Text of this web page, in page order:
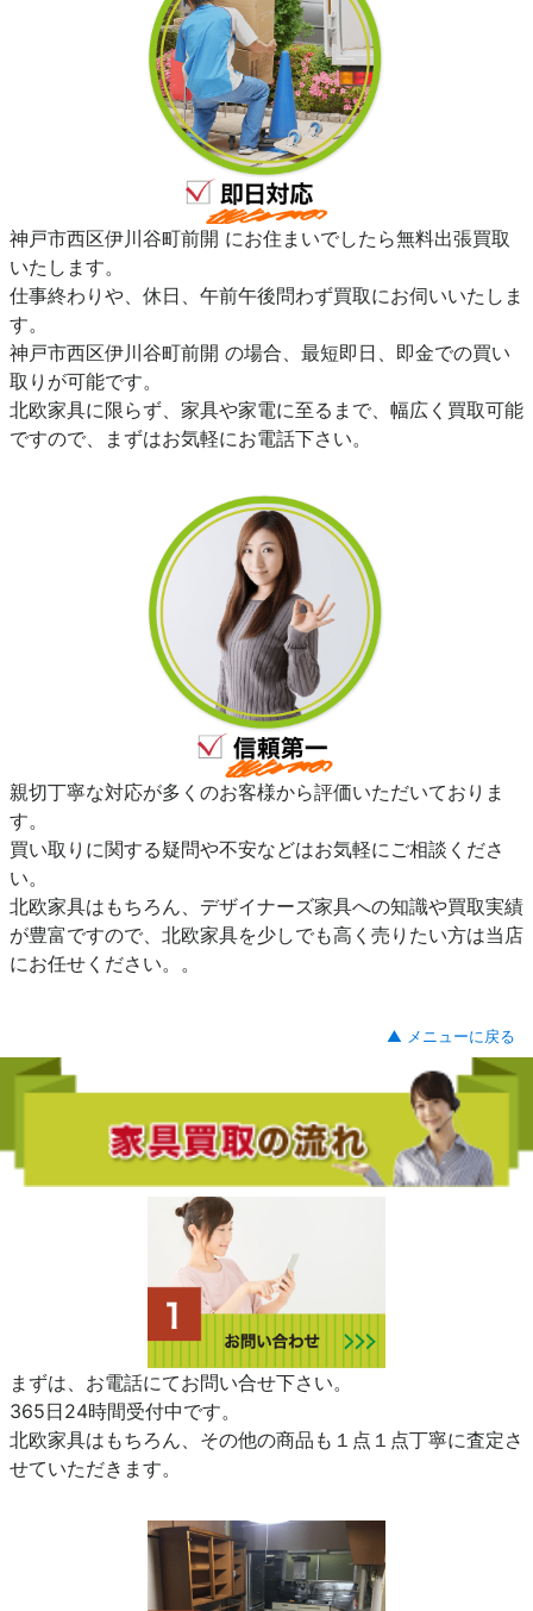
神戸市西区伊川谷町前開 にお住まいでしたら無料出張買取
いたします。
仕事終わりや、休日、午前午後問わず買取にお伺いいたしま
す。
神戸市西区伊川谷町前開 の場合、最短即日、即金での買い
取りが可能です。
北欧家具に限らず、家具や家電に至るまで、幅広く買取可能
ですので、まずはお気軽にお電話下さい。
親切丁寧な対応が多くのお客様から評価いただいておりま
す。
買い取りに関する疑問や不安などはお気軽にご相談くださ
い。
北欧家具はもちろん、デザイナーズ家具への知識や買取実績
が豊富ですので、北欧家具を少しでも高く売りたい方は当店
にお任せください。。
▲ メニューに戻る
まずは、お電話にてお問い合せ下さい。
365日24時間受付中です。
北欧家具はもちろん、その他の商品も１点１点丁寧に査定さ
せていただきます。